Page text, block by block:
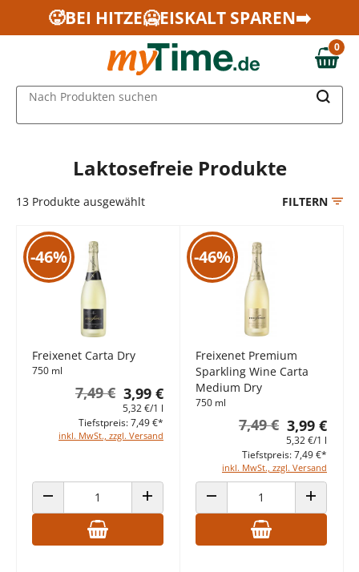
Zum Hauptinhalt springen
Zur Navigation springen
Zur Suche springen
🥵BEI HITZE🥶EISKALT SPAREN➡️
0,00 €
0
Nach Produkten suchen
Laktosefreie Produkte
13 Produkte ausgewählt FILTERN
-46%
Freixenet Carta Dry
750 ml
3,99 €
7,49 €
5,32 €/1 l
inkl. MwSt., zzgl. Versand
Tiefstpreis: 7,49 €*
ANZAHL VERRINGERN ANZAHL ERHÖHEN
-46%
Freixenet Premium
Sparkling Wine Carta
Medium Dry
750 ml
3,99 €
7,49 €
5,32 €/1 l
inkl. MwSt., zzgl. Versand
Tiefstpreis: 7,49 €*
ANZAHL VERRINGERN ANZAHL